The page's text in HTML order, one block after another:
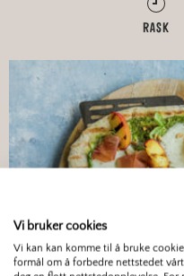
RASK
Vi bruker cookies
Vi kan kan komme til å bruke
formål om å forbedre nettstedet